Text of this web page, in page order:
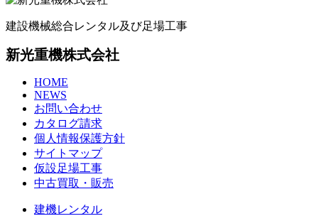
建設機械総合レンタル及び足場工事
新光重機株式会社
HOME
NEWS
お問い合わせ
カタログ請求
個人情報保護方針
サイトマップ
仮設足場工事
中古買取・販売
建機レンタル